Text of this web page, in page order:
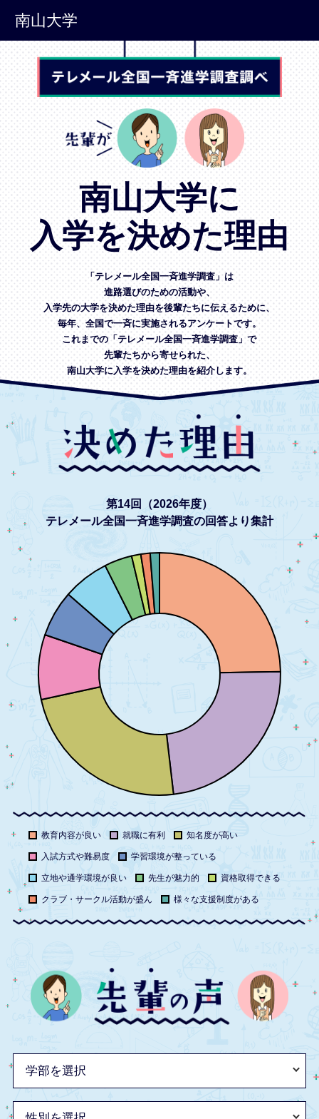
南山大学
南山大学に
入学を決めた理由
「テレメール全国一斉進学調査」は
進路選びのための活動や、
入学先の大学を決めた理由を後輩たちに伝えるために、
毎年、全国で一斉に実施されるアンケートです。
これまでの「テレメール全国一斉進学調査」で
先輩たちから寄せられた、
南山大学に入学を決めた理由を紹介します。
第14回（2026年度）
テレメール全国一斉進学調査の回答より集計
教育内容が良い 就職に有利 知名度が高い
入試方式や難易度 学習環境が整っている
立地や通学環境が良い 先生が魅力的 資格取得できる
クラブ・サークル活動が盛ん 様々な支援制度がある